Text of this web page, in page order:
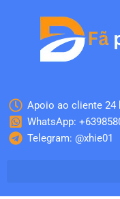
Apoio ao cliente 24
WhatsApp:
Telegram: @xhie01